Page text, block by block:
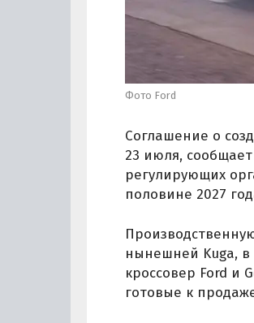
Фото Ford
Соглашение о
23 июля,
регулирующих
половине 2027
нынешней Kuga, в
кроссовер Ford и
готовые к